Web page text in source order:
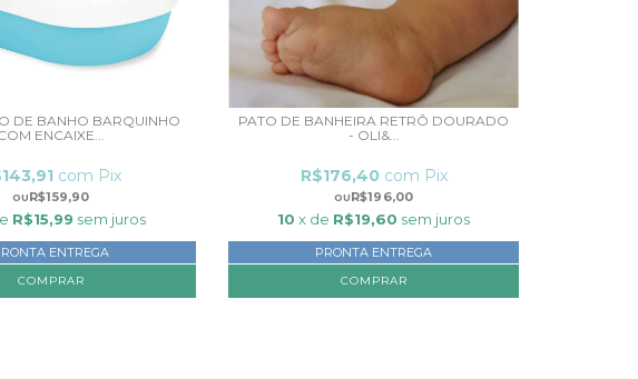
DE BANHO BARQUINHO
ENCAIXE...
R$159,90
com Pix
R$15,99 sem juros
ENTREGA
PATO DE BANHEIRA RETRÔ DOURADO
- OLI&...
R$196,00
R$176,40 com Pix
10 x de R$19,60 sem juros
PRONTA ENTREGA